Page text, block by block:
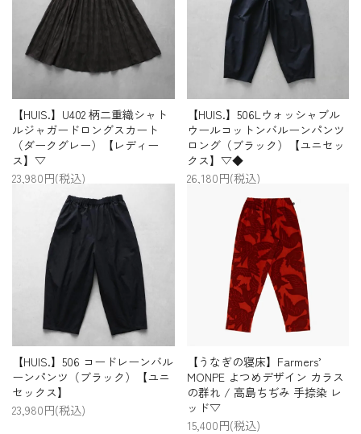
【HUIS.】U402 柄二重織シャト
ルジャガードロングスカート
（ダークグレー）【レディー
ス】▽
23,980円(税込)
【HUIS.】506Lウォッシャブル
ウールコットンバルーンパンツ
ロング（ブラック）【ユニセッ
クス】▽◆
26,180円(税込)
【HUIS.】506 コードレーンバル
ーンパンツ（ブラック）【ユニ
セックス】
23,980円(税込)
【うなぎの寝床】Farmers’
MONPE よつめデザイン カラス
の群れ / 高島ちぢみ 手捺染 レ
ッド▽
15,400円(税込)